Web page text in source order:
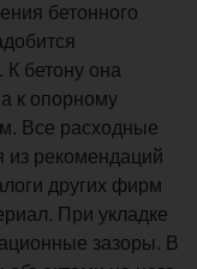
бетонного
бетону она
к опорному
Все расходные
из рекомендаций
других фирм
При укладке
зазоры. В